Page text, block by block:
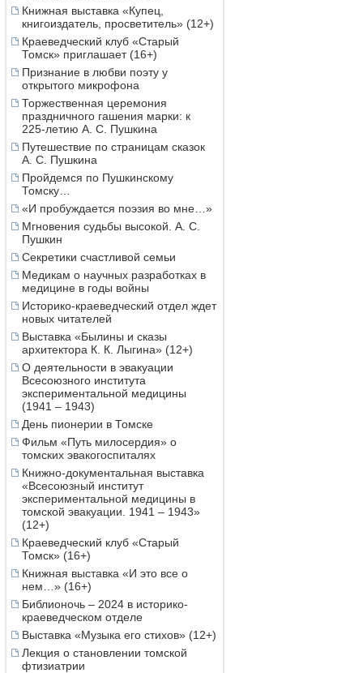
Книжная выставка «Купец,
книгоиздатель, просветитель» (12+)
Краеведческий клуб «Старый
Томск» приглашает (16+)
Признание в любви поэту у
открытого микрофона
Торжественная церемония
праздничного гашения марки: к
225-летию А. С. Пушкина
Путешествие по страницам сказок
А. С. Пушкина
Пройдемся по Пушкинскому
Томску…
«И пробуждается поэзия во мне…»
Мгновения судьбы высокой. А. С.
Пушкин
Секретики счастливой семьи
Медикам о научных разработках в
медицине в годы войны
Историко-краеведческий отдел ждет
новых читателей
Выставка «Былины и сказы
архитектора К. К. Лыгина» (12+)
О деятельности в эвакуации
Всесоюзного института
экспериментальной медицины
(1941 – 1943)
День пионерии в Томске
Фильм «Путь милосердия» о
томских эвакогоспиталях
Книжно-документальная выставка
«Всесоюзный институт
экспериментальной медицины в
томской эвакуации. 1941 – 1943»
(12+)
Краеведческий клуб «Старый
Томск» (16+)
Книжная выставка «И это все о
нем…» (16+)
Библионочь – 2024 в историко-
краеведческом отделе
Выставка «Музыка его стихов» (12+)
Лекция о становлении томской
фтизиатрии